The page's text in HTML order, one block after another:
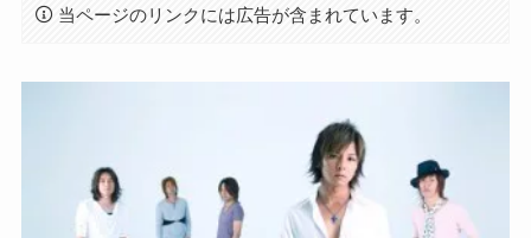
当ページのリンクには広告が含まれています。